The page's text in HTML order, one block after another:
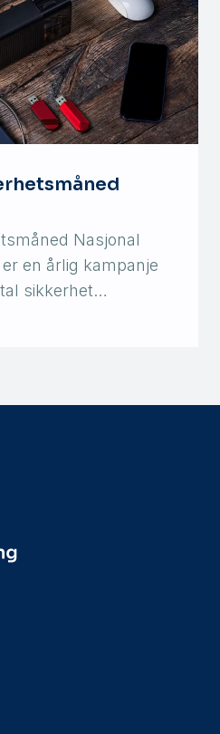
Nasjonal
en årlig kampanje
sikkerhet…